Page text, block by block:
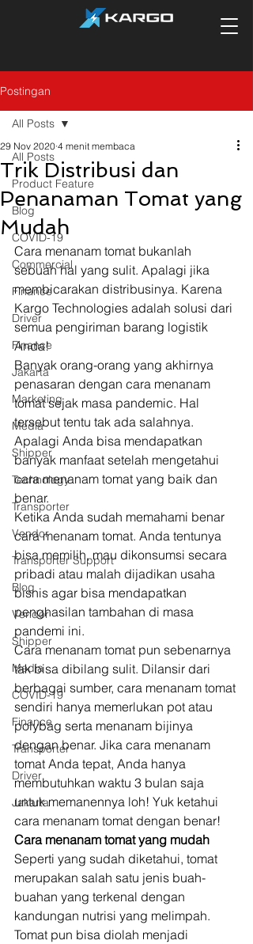
Postingan
All Posts
Product Feature
Blog
COVID-19
Commercial
Finance
Driver
Finance
Jakarta
Marketing
Media
Shipper
Technology
Transporter
Vendor
Transporter Support
Blog
Vendor
Shipper
Media
COVID-19
Finance
Transporter
Driver
Jakarta
All Posts
Trik Distribusi dan
Penanaman Tomat yang
Mudah
29 Nov 2020 4 menit membaca
Cara menanam tomat bukanlah
sebuah hal yang sulit. Apalagi jika
membicarakan distribusinya. Karena
Kargo Technologies adalah solusi dari
semua pengiriman barang logistik
Anda!
Banyak orang-orang yang akhirnya
penasaran dengan cara menanam
tomat sejak masa pandemic. Hal
tersebut tentu tak ada salahnya.
Apalagi Anda bisa mendapatkan
banyak manfaat setelah mengetahui
cara menanam tomat yang baik dan
benar.
Ketika Anda sudah memahami benar
cara menanam tomat. Anda tentunya
bisa memilih, mau dikonsumsi secara
pribadi atau malah dijadikan usaha
bisnis agar bisa mendapatkan
penghasilan tambahan di masa
pandemi ini.
Cara menanam tomat pun sebenarnya
tak bisa dibilang sulit. Dilansir dari
berbagai sumber, cara menanam tomat
sendiri hanya memerlukan pot atau
polybag serta menanam bijinya
dengan benar. Jika cara menanam
tomat Anda tepat, Anda hanya
membutuhkan waktu 3 bulan saja
untuk memanennya loh! Yuk ketahui
cara menanam tomat dengan benar!
Cara menanam tomat yang mudah
Seperti yang sudah diketahui, tomat
merupakan salah satu jenis buah-
buahan yang terkenal dengan
kandungan nutrisi yang melimpah.
Tomat pun bisa diolah menjadi